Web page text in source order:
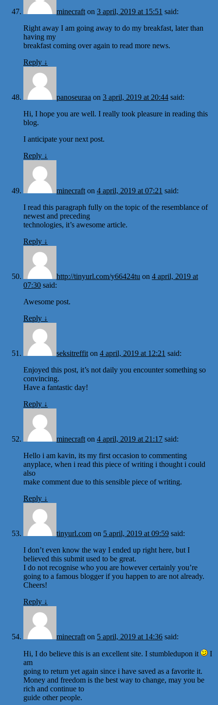
minecraft on 3 april, 2019 at 15:51 said:
Right away I am going away to do my breakfast, later than
having my
breakfast coming over again to read more news.
Reply ↓
panoseuraa on 3 april, 2019 at 20:44 said:
Hi, I hope you are well. I really took pleasure in reading this
blog.
I anticipate your next post.
Reply ↓
minecraft on 4 april, 2019 at 07:21 said:
I read this paragraph fully on the topic of the resemblance of
newest and preceding
technologies, it’s awesome article.
Reply ↓
http://tinyurl.com/y66424tu on 4 april, 2019 at
07:30 said:
Awesome post.
Reply ↓
seksitreffit on 4 april, 2019 at 12:21 said:
Enjoyed this post, it’s not daily you encounter something so
convincing.
Have a fantastic day!
Reply ↓
minecraft on 4 april, 2019 at 21:17 said:
Hello i am kavin, its my first occasion to commenting
anyplace, when i read this piece of writing i thought i could
also
make comment due to this sensible piece of writing.
Reply ↓
tinyurl.com on 5 april, 2019 at 09:59 said:
I don’t even know the way I ended up right here, but I
believed this submit used to be great.
I do not recognise who you are however certainly you’re
going to a famous blogger if you happen to are not already.
Cheers!
Reply ↓
minecraft on 5 april, 2019 at 14:36 said:
Hi, I do believe this is an excellent site. I stumbledupon it
I
am
going to return yet again since i have saved as a favorite it.
Money and freedom is the best way to change, may you be
rich and continue to
guide other people.